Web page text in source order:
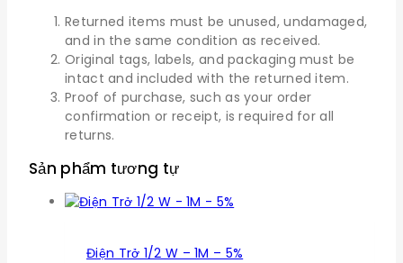
Returned items must be unused, undamaged,
and in the same condition as received.
Original tags, labels, and packaging must be
intact and included with the returned item.
Proof of purchase, such as your order
confirmation or receipt, is required for all
returns.
Sản phẩm tương tự
Điện Trở 1/2 W – 1M – 5%